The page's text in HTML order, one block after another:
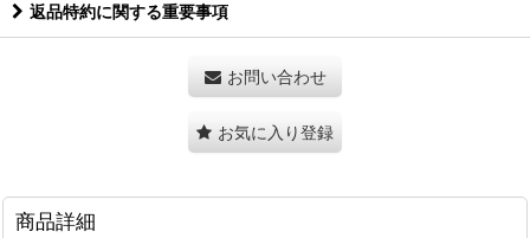
返品特約に関する重要事項
お問い合わせ
お気に入り登録
商品詳細